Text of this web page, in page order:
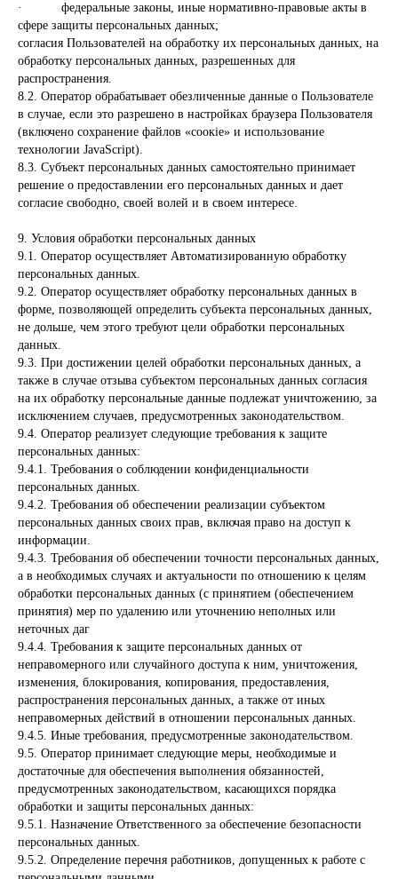
· федеральные законы, иные нормативно-правовые акты в
сфере защиты персональных данных;
согласия Пользователей на обработку их персональных данных, на
обработку персональных данных, разрешенных для
распространения.
8.2. Оператор обрабатывает обезличенные данные о Пользователе
в случае, если это разрешено в настройках браузера Пользователя
(включено сохранение файлов «соокіе» и использование
технологии JavaScript).
8.3. Субъект персональных данных самостоятельно принимает
решение о предоставлении его персональных данных и дает
согласие свободно, своей волей и в своем интересе.
9. Условия обработки персональных данных
9.1. Оператор осуществляет Автоматизированную обработку
персональных данных.
9.2. Оператор осуществляет обработку персональных данных в
форме, позволяющей определить субъекта персональных данных,
не дольше, чем этого требуют цели обработки персональных
данных.
9.3. При достижении целей обработки персональных данных, а
также в случае отзыва субъектом персональных данных согласия
на их обработку персональные данные подлежат уничтожению, за
исключением случаев, предусмотренных законодательством.
9.4. Оператор реализует следующие требования к защите
персональных данных:
9.4.1. Требования о соблюдении конфиденциальности
персональных данных.
9.4.2. Требования об обеспечении реализации субъектом
персональных данных своих прав, включая право на доступ к
информации.
9.4.3. Требования об обеспечении точности персональных данных,
а в необходимых случаях и актуальности по отношению к целям
обработки персональных данных (с принятием (обеспечением
принятия) мер по удалению или уточнению неполных или
неточных даг
9.4.4. Требования к защите персональных данных от
неправомерного или случайного доступа к ним, уничтожения,
изменения, блокирования, копирования, предоставления,
распространения персональных данных, а также от иных
неправомерных действий в отношении персональных данных.
9.4.5. Иные требования, предусмотренные законодательством.
9.5. Оператор принимает следующие меры, необходимые и
достаточные для обеспечения выполнения обязанностей,
предусмотренных законодательством, касающихся порядка
обработки и защиты персональных данных:
9.5.1. Назначение Ответственного за обеспечение безопасности
персональных данных.
9.5.2. Определение перечня работников, допущенных к работе с